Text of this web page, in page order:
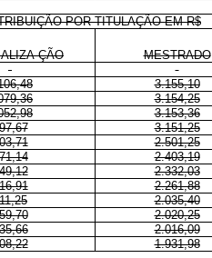
POR TITULAÇÃO EM R$
ÇÃO
MESTRADO
3.155,10
3.154,25
3.153,36
3.151,25
2.501,25
2.403,19
2.332,03
2.261,88
2.035,40
2.020,25
2.016,09
1.931,98